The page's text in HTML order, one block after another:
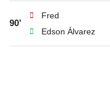
90’
Fred
Edson Álvarez